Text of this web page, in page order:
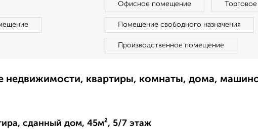
Офисное помещение
Помещение свободного назначения
Производственное помещение
недвижимости, квартиры, комнаты, дома,
сданный дом, 45м², 5/7 этаж